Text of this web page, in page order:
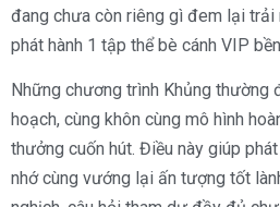
đang chưa còn riêng gì đem lại trải
phát hành 1 tập thể bè cánh VIP
Những chương trình Khủng thường
hoạch, cùng khôn cùng mô hình
thưởng cuốn hút. Điều này giúp
nhớ cùng vướng lại ấn tượng tốt